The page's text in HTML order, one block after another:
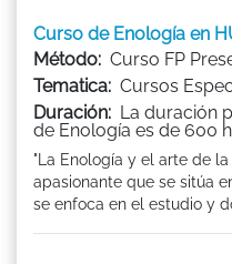
Curso de Enología en
Método: Curso FP
Tematica: Cursos
Duración: La duración
de Enología es de 600
"La Enología y el arte de
apasionante que se sitúa
se enfoca en el estudio y